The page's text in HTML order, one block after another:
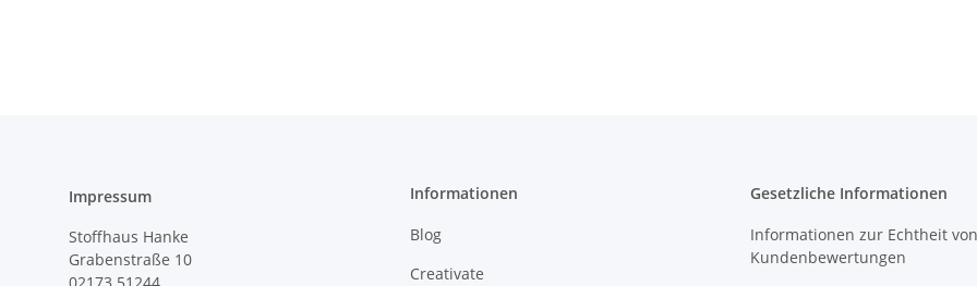
Impressum
Stoffhaus Hanke
Grabenstraße 10
Informationen
Blog
Creativate
Gesetzliche Informationen
Informationen zur Echtheit von
Kundenbewertungen